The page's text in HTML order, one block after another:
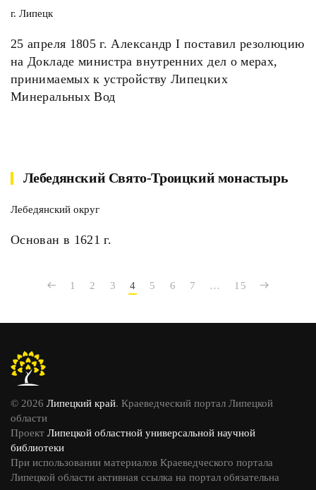
г. Липецк
25 апреля 1805 г. Александр I поставил резолюцию
на Докладе министра внутренних дел о мерах,
принимаемых к устройству Липецких
Минеральных Вод
Лебедянский Свято-Троицкий монастырь
Лебедянский округ
Основан в 1621 г.
1 2 3 4 5 6 7 … 15
© 2026 Липецкий край. Краеведческий портал Липецкой
области
Проект Липецкой областной универсальной научной
библиотеки
При использовании материалов Краеведческого портала
Липецкой области активная ссылка на портал обязательна